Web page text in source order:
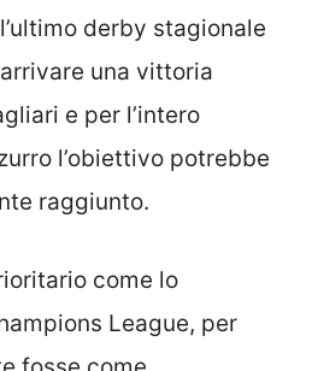
derby stagionale
una vittoria
e per l’intero
l’obiettivo potrebbe
raggiunto.
come lo
League, per